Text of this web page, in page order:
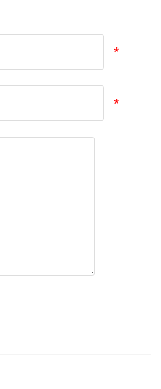
*
*